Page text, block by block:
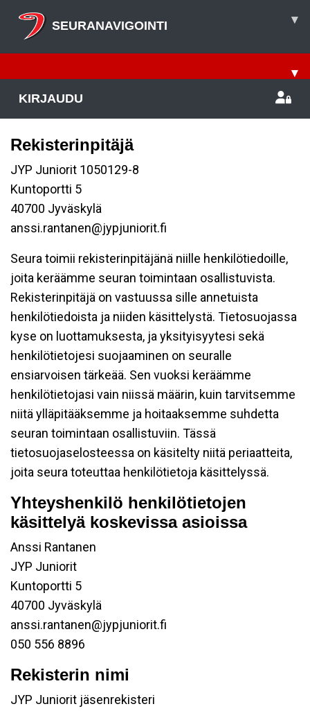
SEURANAVIGOINTI ▾
▾
KIRJAUDU
Rekisterinpitäjä
JYP Juniorit 1050129-8
Kuntoportti 5
40700 Jyväskylä
anssi.rantanen@jypjuniorit.fi
Seura toimii rekisterinpitäjänä niille henkilötiedoille,
joita keräämme seuran toimintaan osallistuvista.
Rekisterinpitäjä on vastuussa sille annetuista
henkilötiedoista ja niiden käsittelystä. Tietosuojassa
kyse on luottamuksesta, ja yksityisyytesi sekä
henkilötietojesi suojaaminen on seuralle
ensiarvoisen tärkeää. Sen vuoksi keräämme
henkilötietojasi vain niissä määrin, kuin tarvitsemme
niitä ylläpitääksemme ja hoitaaksemme suhdetta
seuran toimintaan osallistuviin. Tässä
tietosuojaselosteessa on käsitelty niitä periaatteita,
joita seura toteuttaa henkilötietoja käsittelyssä.
Yhteyshenkilö henkilötietojen
käsittelyä koskevissa asioissa
Anssi Rantanen
JYP Juniorit
Kuntoportti 5
40700 Jyväskylä
anssi.rantanen@jypjuniorit.fi
050 556 8896
Rekisterin nimi
JYP Juniorit jäsenrekisteri